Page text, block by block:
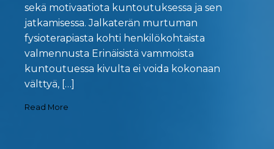
sekä motivaatiota kuntoutuksessa ja sen
jatkamisessa. Jalkaterän murtuman
fysioterapiasta kohti henkilökohtaista
valmennusta Erinäisistä vammoista
kuntoutuessa kivulta ei voida kokonaan
välttyä, […]
Read More